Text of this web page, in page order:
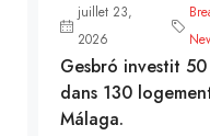
juillet 23,
2026
Gesbró investit
dans 130
Málaga.